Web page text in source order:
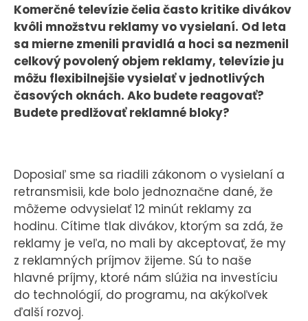
Komerčné televízie čelia často kritike divákov
kvôli množstvu reklamy vo vysielaní. Od leta
sa mierne zmenili pravidlá a hoci sa nezmenil
celkový povolený objem reklamy, televízie ju
môžu flexibilnejšie vysielať v jednotlivých
časových oknách. Ako budete reagovať?
Budete predlžovať reklamné bloky?
Doposiaľ sme sa riadili zákonom o vysielaní a
retransmisii, kde bolo jednoznačne dané, že
môžeme odvysielať 12 minút reklamy za
hodinu. Cítime tlak divákov, ktorým sa zdá, že
reklamy je veľa, no mali by akceptovať, že my
z reklamných príjmov žijeme. Sú to naše
hlavné príjmy, ktoré nám slúžia na investíciu
do technológií, do programu, na akýkoľvek
ďalší rozvoj.